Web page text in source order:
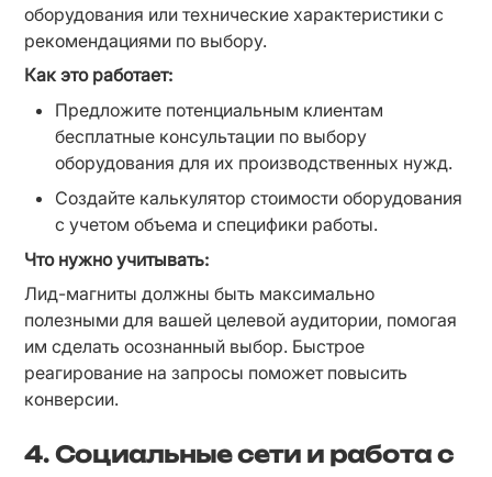
оборудования или технические характеристики с
рекомендациями по выбору.
Как это работает:
Предложите потенциальным клиентам
бесплатные консультации по выбору
оборудования для их производственных нужд.
Создайте калькулятор стоимости оборудования
с учетом объема и специфики работы.
Что нужно учитывать:
Лид-магниты должны быть максимально
полезными для вашей целевой аудитории, помогая
им сделать осознанный выбор. Быстрое
реагирование на запросы поможет повысить
конверсии.
4. Социальные сети и работа с